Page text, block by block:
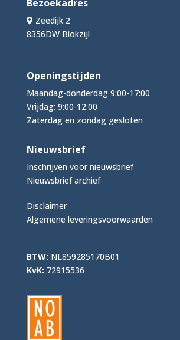
Bezoekadres
Zeedijk 2
8356DW Blokzijl
Openingstijden
Maandag-donderdag 9:00-17:00
Vrijdag: 9:00-12:00
Zaterdag en zondag gesloten
Nieuwsbrief
Inschrijven voor nieuwsbrief
Nieuwsbrief archief
Disclaimer
Algemene leveringsvoorwaarden
BTW: NL859285170B01
KvK: 72915536